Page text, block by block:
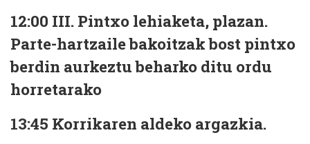
12:00 III. Pintxo lehiaketa, plazan.
Parte-hartzaile bakoitzak bost pintxo
berdin aurkeztu beharko ditu ordu
horretarako
13:45 Korrikaren aldeko argazkia.